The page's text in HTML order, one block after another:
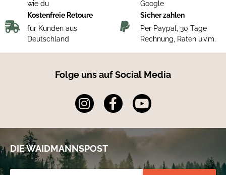
wie du
Google
Kostenfreie Retoure
für Kunden aus
Deutschland
Sicher zahlen
Per Paypal, 30 Tage
Rechnung, Raten u.v.m.
Folge uns auf Social Media
DIE WAIDMANNSPOST